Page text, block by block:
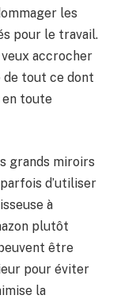
les
pour le travail.
veux accrocher
de tout ce dont
en toute
grands miroirs
d’utiliser
à
plutôt
être
pour éviter
la